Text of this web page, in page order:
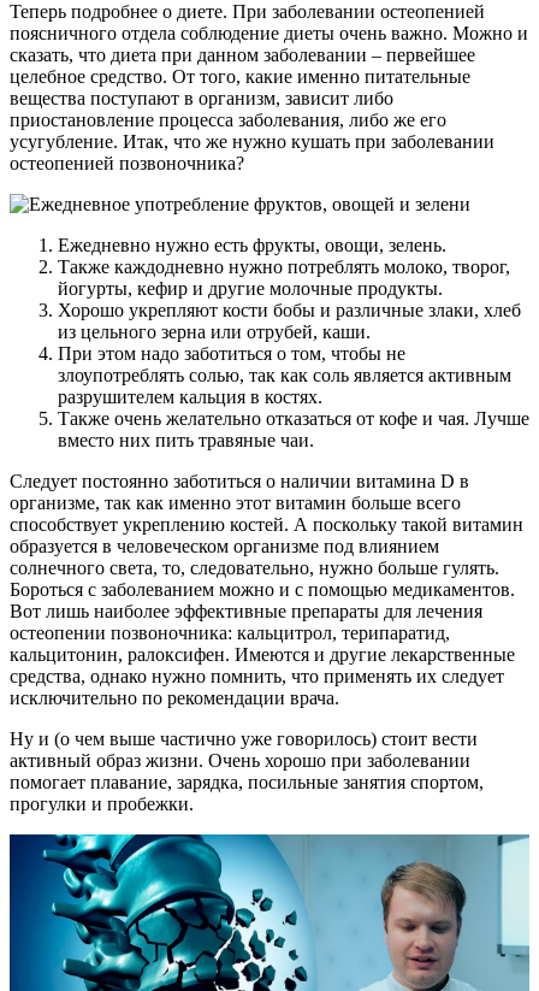
Теперь подробнее о диете. При заболевании остеопенией
поясничного отдела соблюдение диеты очень важно. Можно и
сказать, что диета при данном заболевании – первейшее
целебное средство. От того, какие именно питательные
вещества поступают в организм, зависит либо
приостановление процесса заболевания, либо же его
усугубление. Итак, что же нужно кушать при заболевании
остеопенией позвоночника?
Ежедневно нужно есть фрукты, овощи, зелень.
Также каждодневно нужно потреблять молоко, творог,
йогурты, кефир и другие молочные продукты.
Хорошо укрепляют кости бобы и различные злаки, хлеб
из цельного зерна или отрубей, каши.
При этом надо заботиться о том, чтобы не
злоупотреблять солью, так как соль является активным
разрушителем кальция в костях.
Также очень желательно отказаться от кофе и чая. Лучше
вместо них пить травяные чаи.
Следует постоянно заботиться о наличии витамина D в
организме, так как именно этот витамин больше всего
способствует укреплению костей. А поскольку такой витамин
образуется в человеческом организме под влиянием
солнечного света, то, следовательно, нужно больше гулять.
Бороться с заболеванием можно и с помощью медикаментов.
Вот лишь наиболее эффективные препараты для лечения
остеопении позвоночника: кальцитрол, терипаратид,
кальцитонин, ралоксифен. Имеются и другие лекарственные
средства, однако нужно помнить, что применять их следует
исключительно по рекомендации врача.
Ну и (о чем выше частично уже говорилось) стоит вести
активный образ жизни. Очень хорошо при заболевании
помогает плавание, зарядка, посильные занятия спортом,
прогулки и пробежки.